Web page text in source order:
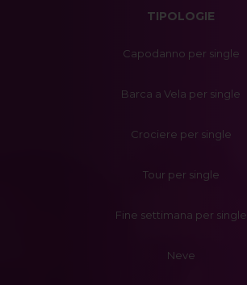
TIPOLOGIE
Capodanno per single
Barca a Vela per single
Crociere per single
Tour per single
Fine settimana per single
Neve